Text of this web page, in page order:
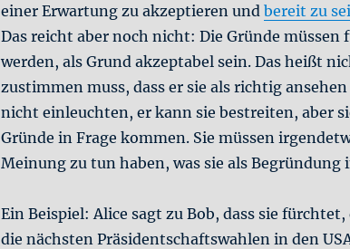
einer Erwartung zu akzeptieren und bereit zu
Das reicht aber noch nicht: Die Gründe müssen
werden, als Grund akzeptabel sein. Das heißt
zustimmen muss, dass er sie als richtig
nicht einleuchten, er kann sie bestreiten, aber
Gründe in Frage kommen. Sie müssen
Meinung zu tun haben, was sie als Begründung
Ein Beispiel: Alice sagt zu Bob, dass sie
die nächsten Präsidentschaftswahlen in den